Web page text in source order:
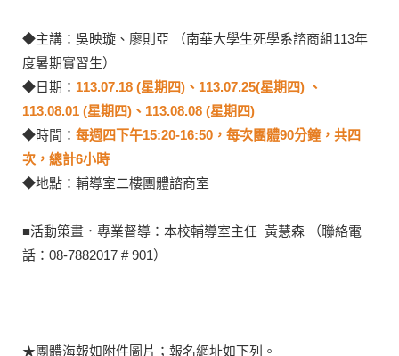
◆主講：吳映璇、廖則亞 （南華大學生死學系諮商組113年
度暑期實習生）
◆日期： 113.07.18 (星期四)、 113.07.25(星期四) 、
113.08.01 (星期四)、113.08.08 (星期四)
◆時間： 每週四下午15:20-16:50，每次團體90分鐘，共四
次，總計6小時
◆地點：輔導室二樓團體諮商室
■活動策畫．專業督導：本校輔導室主任 黃慧森 （聯絡電
話：08-7882017 # 901）
★團體海報如附件圖片；報名網址如下列。